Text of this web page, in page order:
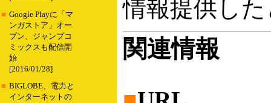
■ Google Playに「マ
ンガストア」オー
プン、ジャンプコ
ミックスも配信開
始
[2016/01/28]
■ BIGLOBE、電力と
インターネットの
情報提供し
関連情報